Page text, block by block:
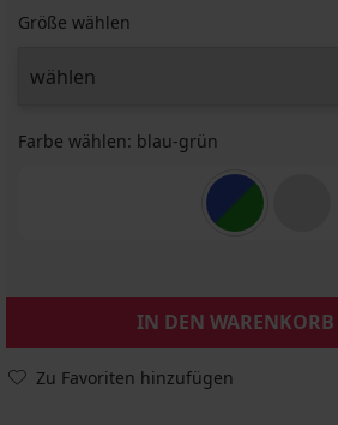
Größe wählen
Farbe wählen: blau-grün
IN DEN WARENKORB
Zu Favoriten hinzufügen